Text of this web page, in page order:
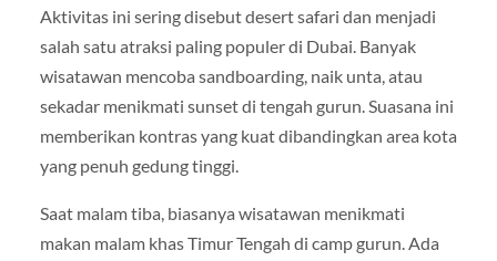
Aktivitas ini sering disebut desert safari dan menjadi
salah satu atraksi paling populer di Dubai. Banyak
wisatawan mencoba sandboarding, naik unta, atau
sekadar menikmati sunset di tengah gurun. Suasana ini
memberikan kontras yang kuat dibandingkan area kota
yang penuh gedung tinggi.
Saat malam tiba, biasanya wisatawan menikmati
makan malam khas Timur Tengah di camp gurun. Ada